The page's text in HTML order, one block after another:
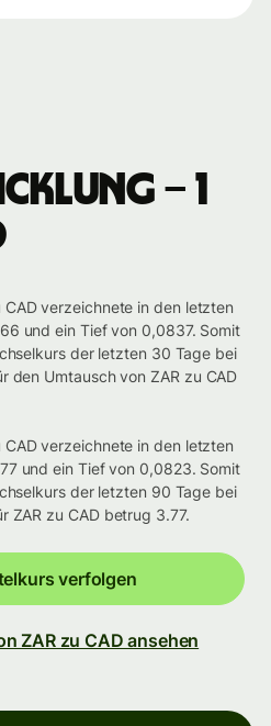
– 1
CAD verzeichnete in den letzten
und ein Tief von 0,0837. Somit
der letzten 30 Tage bei
den Umtausch von ZAR zu CAD
CAD verzeichnete in den letzten
und ein Tief von 0,0823. Somit
der letzten 90 Tage bei
ZAR zu CAD betrug 3.77.
verfolgen
ZAR zu CAD ansehen